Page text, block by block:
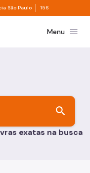
à informação
São Paulo Divisor de
156
PauloMenu menu
search
exatas na busca